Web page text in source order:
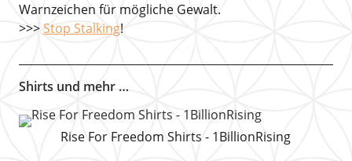
Warnzeichen für mögliche Gewalt.
>>> Stop Stalking!
Shirts und mehr …
Rise For Freedom Shirts - 1BillionRising